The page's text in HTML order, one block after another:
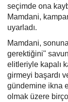
seçimde ona
Mamdani,
uyarladı.
Mamdani,
gerektiğini"
elitleriyle kapalı
girmeyi başardı
gündemine ikna
olmak üzere